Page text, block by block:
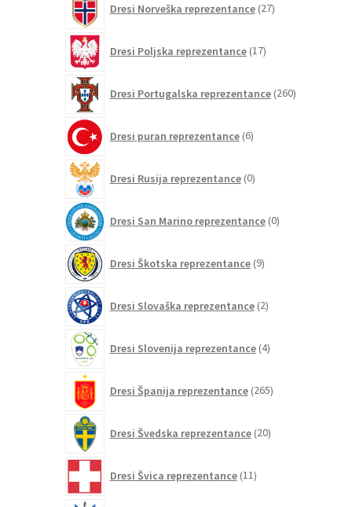
Dresi Norveška reprezentance 27izdelkov
Dresi Poljska reprezentance 17izdelkov
Dresi Portugalska reprezentance 260izdelkov
Dresi puran reprezentance 6izdelkov
Dresi Rusija reprezentance 0izdelkov
Dresi San Marino reprezentance 0izdelkov
Dresi Škotska reprezentance 9izdelkov
Dresi Slovaška reprezentance 2izdelka
Dresi Slovenija reprezentance 4izdelki
Dresi Španija reprezentance 265izdelkov
Dresi Švedska reprezentance 20izdelkov
Dresi Švica reprezentance 11izdelkov